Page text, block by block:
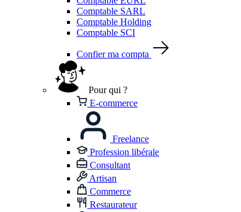
Comptable SARL
Comptable Holding
Comptable SCI
Confier ma compta
Pour qui ?
E-commerce
Freelance
Profession libérale
Consultant
Artisan
Commerce
Restaurateur